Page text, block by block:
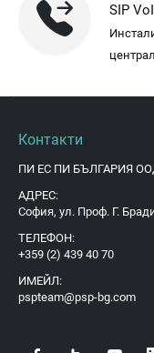
SIP
Контакти
ПИ ЕС ПИ БЪЛГАРИЯ
АДРЕС:
София, ул. Проф. Г.
ТЕЛЕФОН:
+359 (2) 439 40 70
ИМЕЙЛ:
pspteam@psp-bg.com